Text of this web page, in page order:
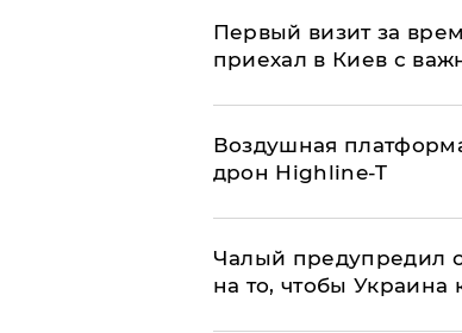
Первый визит за
приехал в Киев с
Воздушная
дрон Highline-T
Чалый предупредил
на то, чтобы Украина